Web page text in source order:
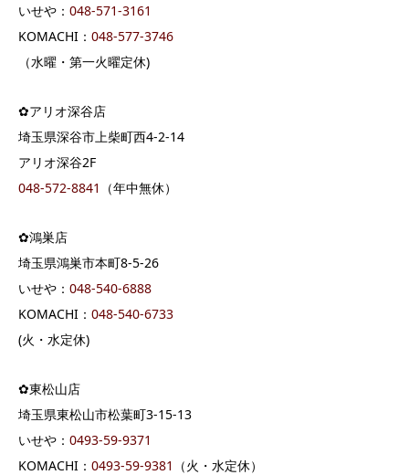
いせや： 048-571-3161
KOMACHI： 048-577-3746
（水曜・第一火曜定休)
✿アリオ深谷店
埼玉県深谷市上柴町西4-2-14
アリオ深谷2F
048-572-8841
（年中無休）
✿鴻巣店
埼玉県鴻巣市本町8-5-26
いせや： 048-540-6888
KOMACHI： 048-540-6733
(火・水定休)
✿東松山店
埼玉県東松山市松葉町3-15-13
いせや： 0493-59-9371
KOMACHI： 0493-59-9381 （火・水定休）